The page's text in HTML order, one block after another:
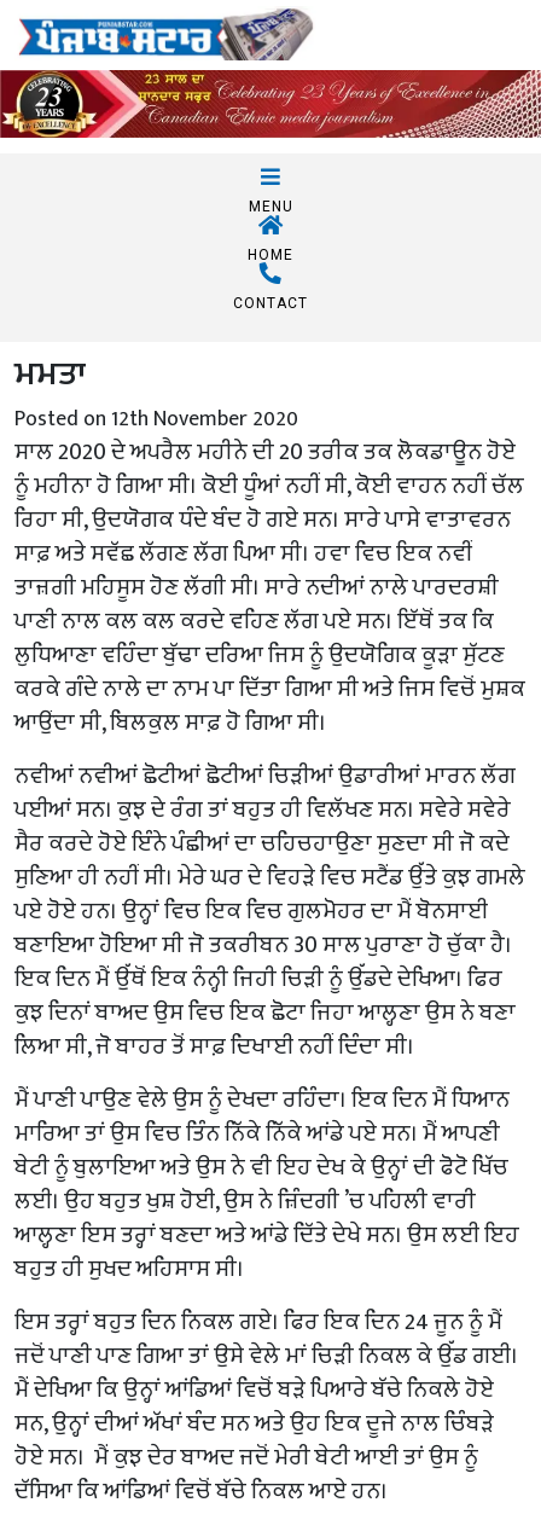
MENU
HOME
CONTACT
ਮਮਤਾ
Posted on 12th November 2020
ਸਾਲ 2020 ਦੇ ਅਪਰੈਲ ਮਹੀਨੇ ਦੀ 20 ਤਰੀਕ ਤਕ ਲੋਕਡਾਊਨ ਹੋਏ
ਨੂੰ ਮਹੀਨਾ ਹੋ ਗਿਆ ਸੀ। ਕੋਈ ਧੂੰਆਂ ਨਹੀਂ ਸੀ, ਕੋਈ ਵਾਹਨ ਨਹੀਂ ਚੱਲ
ਰਿਹਾ ਸੀ, ਉਦਯੋਗਕ ਧੰਦੇ ਬੰਦ ਹੋ ਗਏ ਸਨ। ਸਾਰੇ ਪਾਸੇ ਵਾਤਾਵਰਨ
ਸਾਫ਼ ਅਤੇ ਸਵੱਛ ਲੱਗਣ ਲੱਗ ਪਿਆ ਸੀ। ਹਵਾ ਵਿਚ ਇਕ ਨਵੀਂ
ਤਾਜ਼ਗੀ ਮਹਿਸੂਸ ਹੋਣ ਲੱਗੀ ਸੀ। ਸਾਰੇ ਨਦੀਆਂ ਨਾਲੇ ਪਾਰਦਰਸ਼ੀ
ਪਾਣੀ ਨਾਲ ਕਲ ਕਲ ਕਰਦੇ ਵਹਿਣ ਲੱਗ ਪਏ ਸਨ। ਇੱਥੋਂ ਤਕ ਕਿ
ਲੁਧਿਆਣਾ ਵਹਿੰਦਾ ਬੁੱਢਾ ਦਰਿਆ ਜਿਸ ਨੂੰ ਉਦਯੋਗਿਕ ਕੂੜਾ ਸੁੱਟਣ
ਕਰਕੇ ਗੰਦੇ ਨਾਲੇ ਦਾ ਨਾਮ ਪਾ ਦਿੱਤਾ ਗਿਆ ਸੀ ਅਤੇ ਜਿਸ ਵਿਚੋਂ ਮੁਸ਼ਕ
ਆਉਂਦਾ ਸੀ, ਬਿਲਕੁਲ ਸਾਫ਼ ਹੋ ਗਿਆ ਸੀ।
ਨਵੀਆਂ ਨਵੀਆਂ ਛੋਟੀਆਂ ਛੋਟੀਆਂ ਚਿੜੀਆਂ ਉਡਾਰੀਆਂ ਮਾਰਨ ਲੱਗ
ਪਈਆਂ ਸਨ। ਕੁਝ ਦੇ ਰੰਗ ਤਾਂ ਬਹੁਤ ਹੀ ਵਿਲੱਖਣ ਸਨ। ਸਵੇਰੇ ਸਵੇਰੇ
ਸੈਰ ਕਰਦੇ ਹੋਏ ਇੰਨੇ ਪੰਛੀਆਂ ਦਾ ਚਹਿਚਹਾਉਣਾ ਸੁਣਦਾ ਸੀ ਜੋ ਕਦੇ
ਸੁਣਿਆ ਹੀ ਨਹੀਂ ਸੀ। ਮੇਰੇ ਘਰ ਦੇ ਵਿਹੜੇ ਵਿਚ ਸਟੈਂਡ ਉੱਤੇ ਕੁਝ ਗਮਲੇ
ਪਏ ਹੋਏ ਹਨ। ਉਨ੍ਹਾਂ ਵਿਚ ਇਕ ਵਿਚ ਗੁਲਮੋਹਰ ਦਾ ਮੈਂ ਬੋਨਸਾਈ
ਬਣਾਇਆ ਹੋਇਆ ਸੀ ਜੋ ਤਕਰੀਬਨ 30 ਸਾਲ ਪੁਰਾਣਾ ਹੋ ਚੁੱਕਾ ਹੈ।
ਇਕ ਦਿਨ ਮੈਂ ਉੱਥੋਂ ਇਕ ਨੰਨ੍ਹੀ ਜਿਹੀ ਚਿੜੀ ਨੂੰ ਉੱਡਦੇ ਦੇਖਿਆ। ਫਿਰ
ਕੁਝ ਦਿਨਾਂ ਬਾਅਦ ਉਸ ਵਿਚ ਇਕ ਛੋਟਾ ਜਿਹਾ ਆਲ੍ਹਣਾ ਉਸ ਨੇ ਬਣਾ
ਲਿਆ ਸੀ, ਜੋ ਬਾਹਰ ਤੋਂ ਸਾਫ਼ ਦਿਖਾਈ ਨਹੀਂ ਦਿੰਦਾ ਸੀ।
ਮੈਂ ਪਾਣੀ ਪਾਉਣ ਵੇਲੇ ਉਸ ਨੂੰ ਦੇਖਦਾ ਰਹਿੰਦਾ। ਇਕ ਦਿਨ ਮੈਂ ਧਿਆਨ
ਮਾਰਿਆ ਤਾਂ ਉਸ ਵਿਚ ਤਿੰਨ ਨਿੱਕੇ ਨਿੱਕੇ ਆਂਡੇ ਪਏ ਸਨ। ਮੈਂ ਆਪਣੀ
ਬੇਟੀ ਨੂੰ ਬੁਲਾਇਆ ਅਤੇ ਉਸ ਨੇ ਵੀ ਇਹ ਦੇਖ ਕੇ ਉਨ੍ਹਾਂ ਦੀ ਫੋਟੋ ਖਿੱਚ
ਲਈ। ਉਹ ਬਹੁਤ ਖੁਸ਼ ਹੋਈ, ਉਸ ਨੇ ਜ਼ਿੰਦਗੀ ’ਚ ਪਹਿਲੀ ਵਾਰੀ
ਆਲ੍ਹਣਾ ਇਸ ਤਰ੍ਹਾਂ ਬਣਦਾ ਅਤੇ ਆਂਡੇ ਦਿੱਤੇ ਦੇਖੇ ਸਨ। ਉਸ ਲਈ ਇਹ
ਬਹੁਤ ਹੀ ਸੁਖਦ ਅਹਿਸਾਸ ਸੀ।
ਇਸ ਤਰ੍ਹਾਂ ਬਹੁਤ ਦਿਨ ਨਿਕਲ ਗਏ। ਫਿਰ ਇਕ ਦਿਨ 24 ਜੂਨ ਨੂੰ ਮੈਂ
ਜਦੋਂ ਪਾਣੀ ਪਾਣ ਗਿਆ ਤਾਂ ਉਸੇ ਵੇਲੇ ਮਾਂ ਚਿੜੀ ਨਿਕਲ ਕੇ ਉੱਡ ਗਈ।
ਮੈਂ ਦੇਖਿਆ ਕਿ ਉਨ੍ਹਾਂ ਆਂਡਿਆਂ ਵਿਚੋਂ ਬੜੇ ਪਿਆਰੇ ਬੱਚੇ ਨਿਕਲੇ ਹੋਏ
ਸਨ, ਉਨ੍ਹਾਂ ਦੀਆਂ ਅੱਖਾਂ ਬੰਦ ਸਨ ਅਤੇ ਉਹ ਇਕ ਦੂਜੇ ਨਾਲ ਚਿੰਬੜੇ
ਹੋਏ ਸਨ। ਮੈਂ ਕੁਝ ਦੇਰ ਬਾਅਦ ਜਦੋਂ ਮੇਰੀ ਬੇਟੀ ਆਈ ਤਾਂ ਉਸ ਨੂੰ
ਦੱਸਿਆ ਕਿ ਆਂਡਿਆਂ ਵਿਚੋਂ ਬੱਚੇ ਨਿਕਲ ਆਏ ਹਨ।